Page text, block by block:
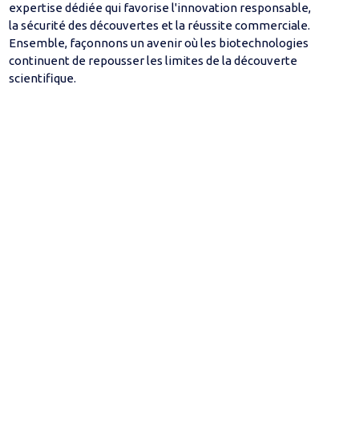
expertise dédiée qui favorise l'innovation responsable,
la sécurité des découvertes et la réussite commerciale.
Ensemble, façonnons un avenir où les biotechnologies
continuent de repousser les limites de la découverte
scientifique.